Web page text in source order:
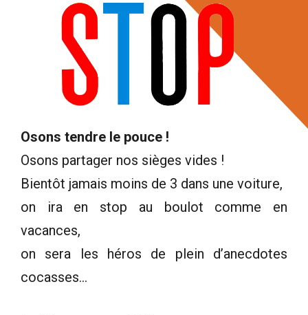
Osons tendre le pouce !
Osons partager nos sièges vides !
Bientôt jamais moins de 3 dans une voiture,
on ira en stop au boulot comme en
vacances,
on sera les héros de plein d’anecdotes
cocasses…